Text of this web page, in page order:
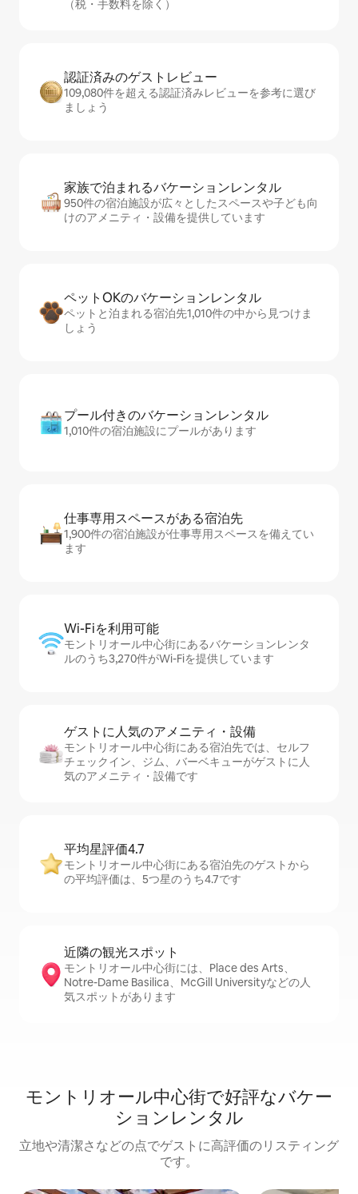
（税・手数料を除く）
認証済みのゲ⁠ス⁠ト⁠レ⁠ビ⁠ュ⁠ー
109,080件を超える認証済みレビューを参考に選び
ましょう
家族で泊まれるバ⁠ケ⁠ー⁠シ⁠ョ⁠ンレ⁠ン⁠タ⁠ル
950件の宿泊施設が広々としたスペースや子ども向
けのアメニティ・設備を提供しています
ペットOKのバ⁠ケ⁠ー⁠シ⁠ョ⁠ンレ⁠ン⁠タ⁠ル
ペットと泊まれる宿泊先1,010件の中から見つけま
しょう
プール付きのバ⁠ケ⁠ー⁠シ⁠ョ⁠ンレ⁠ン⁠タ⁠ル
1,010件の宿泊施設にプールがあります
仕事専用ス⁠ペ⁠ー⁠スがあ⁠る宿⁠泊⁠先
1,900件の宿泊施設が仕事専用スペースを備えてい
ます
Wi-Fiを利⁠用⁠可⁠能
モントリオール中心街にあるバケーションレンタ
ルのうち3,270件がWi-Fiを提供しています
ゲストに人⁠気⁠のア⁠メ⁠ニ⁠テ⁠ィ・設⁠備
モントリオール中心街にある宿泊先では、セ⁠ル⁠フ
チ⁠ェ⁠ッ⁠ク⁠イ⁠ン、ジム、バーベキューがゲストに人
気のアメニティ・設備です
平均星評価4.7
モントリオール中心街にある宿泊先のゲストから
の平均評価は、5つ星のうち4.7です
近隣の観光ス⁠ポ⁠ッ⁠ト
モントリオール中心街には、Place des Arts、
Notre-Dame Basilica、McGill Universityなどの人
気スポットがあります
モントリオール中心街で好評なバケー
ションレンタル
立地や清潔さなどの点でゲストに高評価のリスティング
です。